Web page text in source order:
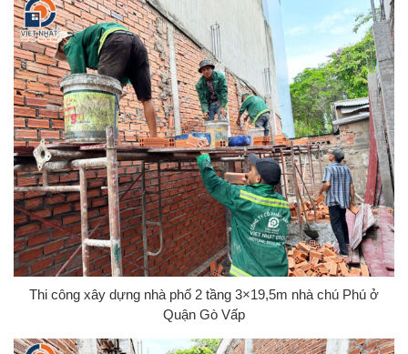
Thi công xây dựng nhà phố 2 tầng 3×19,5m nhà chú Phú ở
Quận Gò Vấp